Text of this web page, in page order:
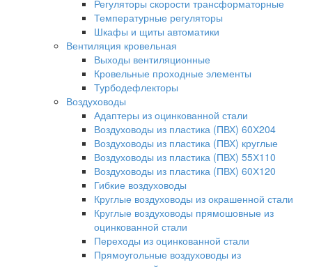
Регуляторы скорости трансформаторные
Температурные регуляторы
Шкафы и щиты автоматики
Вентиляция кровельная
Выходы вентиляционные
Кровельные проходные элементы
Турбодефлекторы
Воздуховоды
Адаптеры из оцинкованной стали
Воздуховоды из пластика (ПВХ) 60Х204
Воздуховоды из пластика (ПВХ) круглые
Воздуховоды из пластика (ПВХ) 55Х110
Воздуховоды из пластика (ПВХ) 60Х120
Гибкие воздуховоды
Круглые воздуховоды из окрашенной стали
Круглые воздуховоды прямошовные из
оцинкованной стали
Переходы из оцинкованной стали
Прямоугольные воздуховоды из